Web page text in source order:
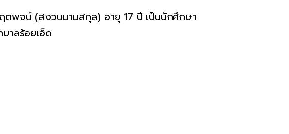
ตพจน์ (สงวนนามสกุล) อายุ 17 ปี เป็นนักศึกษา
าลร้อยเอ็ด